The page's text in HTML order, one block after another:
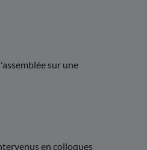
sur une
en colloques